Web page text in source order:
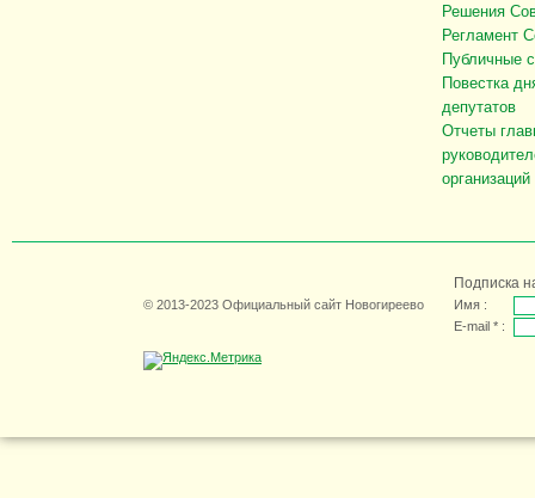
Решения
Регламент
Публичные
Повестка
депутатов
Отчеты
организаций
© 2013-2023 Официальный сайт Новогиреево
Подписка
Имя :
E-mail * :